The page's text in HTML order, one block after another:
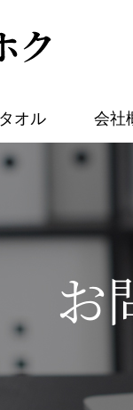
タオル 会社
お